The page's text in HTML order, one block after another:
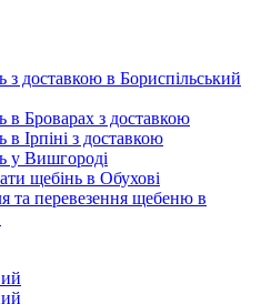
з доставкою в Бориспільський
в Броварах з доставкою
в Ірпіні з доставкою
у Вишгороді
щебінь в Обухові
та перевезення щебеню в